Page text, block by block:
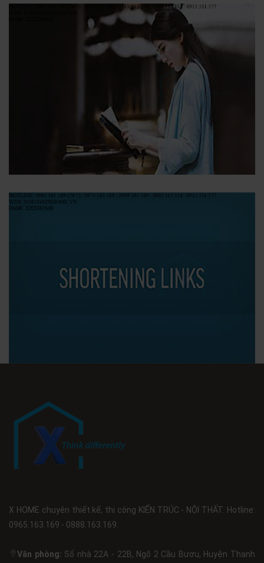
X HOME chuyên thiết kế, thi công KIẾN TRÚC - NỘI THẤT. Hotline:
0965.163.169 - 0888.163.169.
Văn phòng: Số nhà 22A - 22B, Ngõ 2 Cầu Bươu, Huyện Thanh